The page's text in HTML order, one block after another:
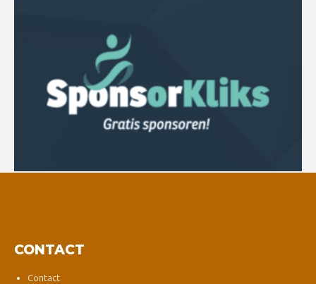
CONTACT
Contact